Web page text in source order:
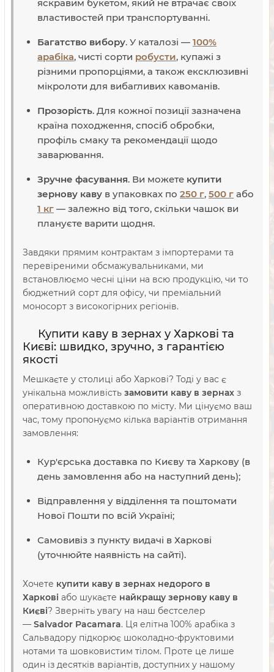
яскравим букетом, який не втрачає своїх
властивостей при транспортуванні.
Багатство вибору. У каталозі — 100%
арабіка, чисті сорти робусти, купажі з
різними пропорціями, а також ексклюзивні
мікролоти для вибагливих кавоманів.
Прозорість. Для кожної позиції зазначена
країна походження, спосіб обробки,
профіль смаку та рекомендації щодо
заварювання.
Зручне фасування. Ви можете купити
зернову каву в упаковках по 250 г, 500 г або
1 кг — залежно від того, скільки чашок ви
плануєте варити щодня.
Завдяки прямим контрактам з імпортерами та
перевіреними обсмажувальниками, ми
встановлюємо чесні ціни на всю продукцію, чи то
бюджетний сорт для офісу, чи преміальний
моносорт з високогірних регіонів.
Купити каву в зернах у Харкові та
Києві: швидко, зручно, з гарантією
якості
Мешкаєте у столиці або Харкові? Тоді у вас є
унікальна можливість замовити каву в зернах з
оперативною доставкою по місту. Ми цінуємо ваш
час, тому пропонуємо кілька варіантів отримання
замовлення:
Кур'єрська доставка по Києву та Харкову (в
день замовлення або на наступний день);
Відправлення у відділення та поштомати
Нової Пошти по всій Україні;
Самовивіз з пункту видачі в Харкові
(уточнюйте наявність на сайті).
Хочете купити каву в зернах недорого в
Харкові або шукаєте найкращу зернову каву в
Києві? Зверніть увагу на наш бестселер
— Salvador Pacamara. Ця елітна 100% арабіка з
Сальвадору підкорює шоколадно-фруктовими
нотами та шовковистим тілом. Проте це лише
один із десятків варіантів, доступних у нашому